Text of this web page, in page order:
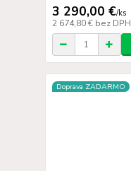
3 290,00 €/ks
2 674,80 € bez DPH
Doprava ZADARMO